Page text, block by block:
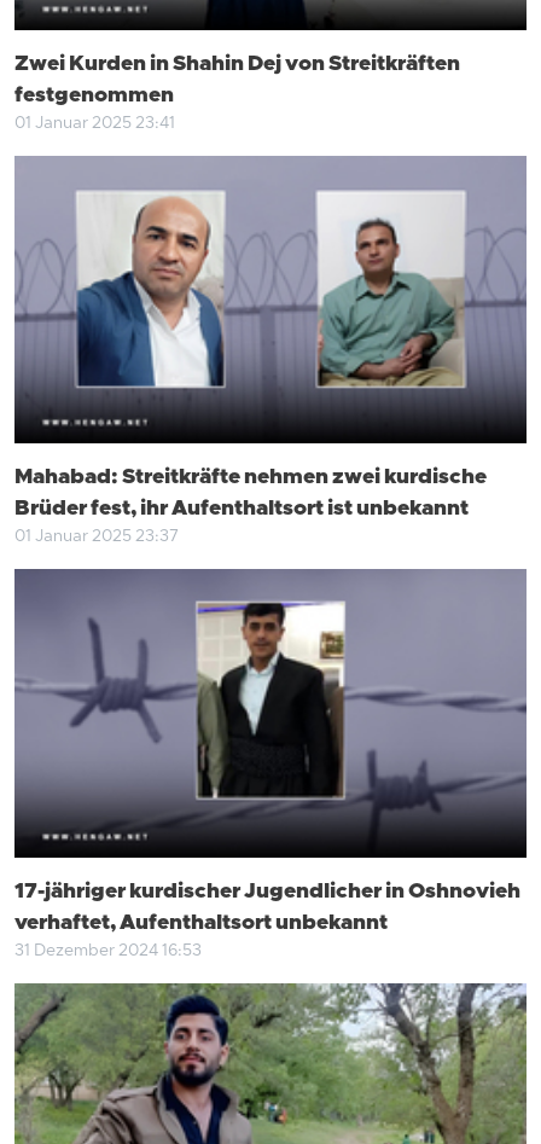
Zwei Kurden in Shahin Dej von Streitkräften
festgenommen
01 Januar 2025 23:41
Mahabad: Streitkräfte nehmen zwei kurdische
Brüder fest, ihr Aufenthaltsort ist unbekannt
01 Januar 2025 23:37
17-jähriger kurdischer Jugendlicher in Oshnovieh
verhaftet, Aufenthaltsort unbekannt
31 Dezember 2024 16:53